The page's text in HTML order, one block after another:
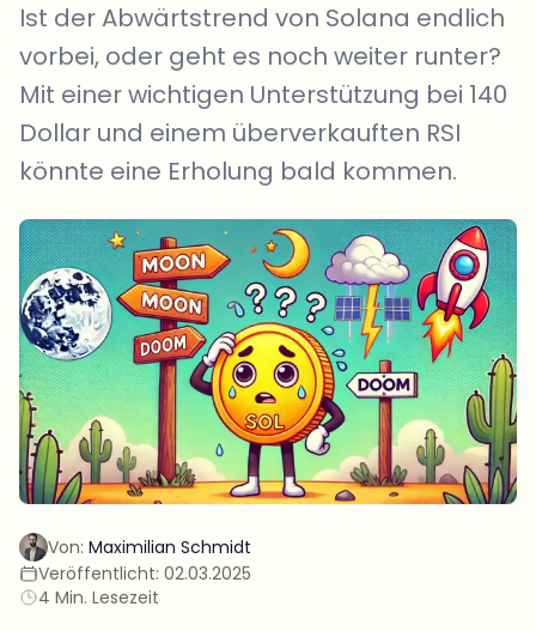
Ist der Abwärtstrend von Solana endlich
vorbei, oder geht es noch weiter runter?
Mit einer wichtigen Unterstützung bei 140
Dollar und einem überverkauften RSI
könnte eine Erholung bald kommen.
Von: Maximilian Schmidt
Veröffentlicht: 02.03.2025
4 Min. Lesezeit